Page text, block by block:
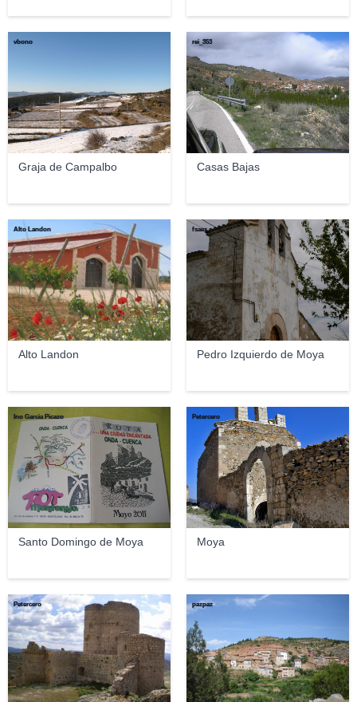
Graja de Campalbo
vbono
Casas Bajas
rei_353
Alto Landon
Alto Landon
Pedro Izquierdo de Moya
fsaez
Santo Domingo de Moya
Ino Garcia Picazo
Moya
Petercero
Petercero pazpaz